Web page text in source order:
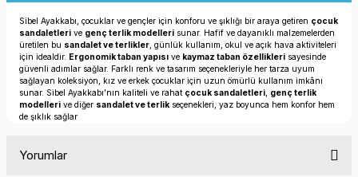
Sibel Ayakkabı, çocuklar ve gençler için konforu ve şıklığı bir araya getiren çocuk
sandaletleri ve genç terlik modelleri sunar. Hafif ve dayanıklı malzemelerden
üretilen bu sandalet ve terlikler , günlük kullanım, okul ve açık hava aktiviteleri
için idealdir. Ergonomik taban yapısı ve kaymaz taban özellikleri sayesinde
güvenli adımlar sağlar. Farklı renk ve tasarım seçenekleriyle her tarza uyum
sağlayan koleksiyon, kız ve erkek çocuklar için uzun ömürlü kullanım imkânı
sunar. Sibel Ayakkabı’nın kaliteli ve rahat çocuk sandaletleri genç terlik
modelleri ve diğer sandalet ve terlik seçenekleri, yaz boyunca hem konfor hem
de şıklık sağlar
Yorumlar